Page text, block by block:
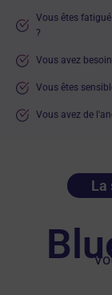
Vous êtes
?
Vous avez
Vous êtes
Vous avez de
La